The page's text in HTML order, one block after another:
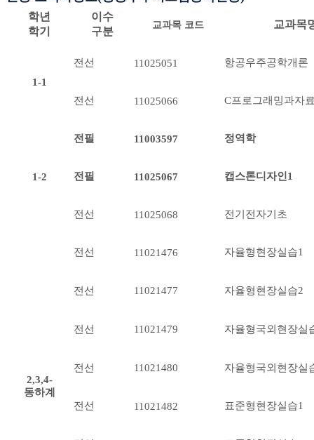
학년
학기
이수
구분
교과목 코드 교과목
1-1
전선 11025051 항공우주공학개론
전선 11025066 C프로그래밍과자
1-2
전필 11003597 정역학
전필 11025067 캡스톤디자인1
전선 11025068 전기전자기초
2,3,4-
동하계
전선 11021476 자율형현장실습1
전선 11021477 자율형현장실습2
전선 11021479 자율형국외현장실
전선 11021480 자율형국외현장실
전선 11021482 표준형현장실습1